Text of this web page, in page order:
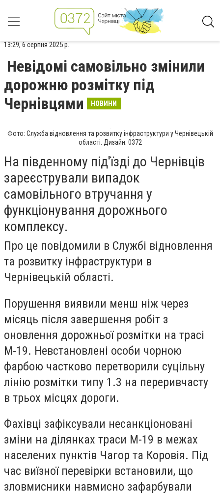
13:29, 6 серпня 2025 р.
Невідомі самовільно змінили
дорожню розмітку під
Чернівцями
НОВИНИ
Фото: Служба відновлення та розвитку інфраструктури у Чернівецькій
області. Дизайн: 0372
На південному під'їзді до Чернівців
зареєстрували випадок
самовільного втручання у
функціонування дорожнього
комплексу.
Про це повідомили в Службі відновлення
та розвитку інфраструктури в
Чернівецькій області.
Порушення виявили менш ніж через
місяць після завершення робіт з
оновлення дорожньої розмітки на трасі
М-19. Невстановлені особи чорною
фарбою частково перетворили суцільну
лінію розмітки типу 1.3 на переривчасту
в трьох місцях дороги.
Фахівці зафіксували несанкціоновані
зміни на ділянках траси М-19 в межах
населених пунктів Чагор та Коровія. Під
час виїзної перевірки встановили, що
зловмисники навмисно зафарбували